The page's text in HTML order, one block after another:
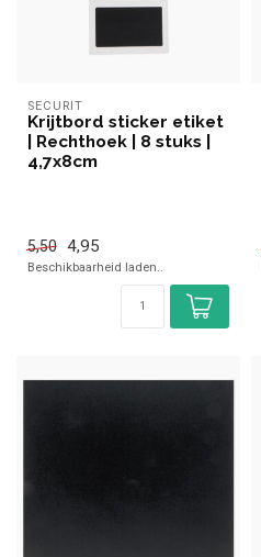
SECURIT
Krijtbord sticker etiket
| Rechthoek | 8 stuks |
4,7x8cm
5,50 4,95
Beschikbaarheid laden..